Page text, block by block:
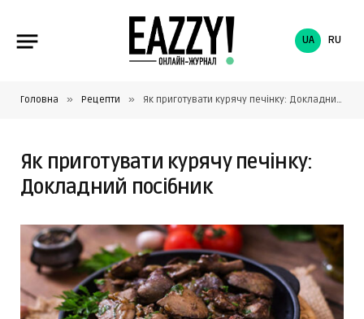
UA RU
Головна » Рецепти » Як приготувати курячу печінку: Докладний посібник
Як приготувати курячу печінку:
Докладний посібник